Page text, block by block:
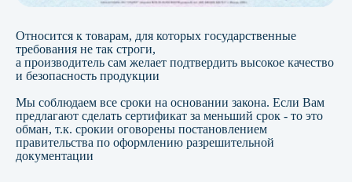
Относится к товарам, для которых государственные
требования не так строги,
а производитель сам желает подтвердить высокое качество
и безопасность продукции
Мы соблюдаем все сроки на основании закона. Если Вам
предлагают сделать сертификат за меньший срок - то это
обман, т.к. срокии оговорены постановлением
правительства по оформлению разрешительной
документации
Оставьте заявку на бесплатную
консультацию и мы поможем
решить ваш запрос
Наши специалисты расскажут Вам подробнее
о сроках, стоимости и перечне
необходимых документов